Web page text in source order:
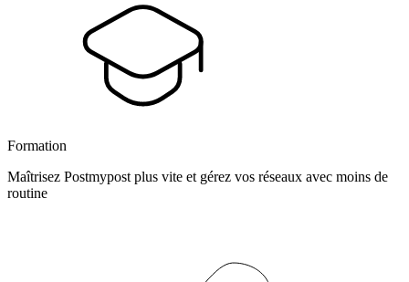
Formation
Maîtrisez Postmypost plus vite et gérez vos réseaux avec moins de
routine